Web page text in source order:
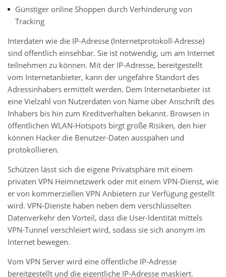
Günstiger online Shoppen durch Verhinderung von
Tracking
Interdaten wie die IP-Adresse (Internetprotokoll-Adresse)
sind öffentlich einsehbar. Sie ist notwendig, um am Internet
teilnehmen zu können. Mit der IP-Adresse, bereitgestellt
vom Internetanbieter, kann der ungefähre Standort des
Adressinhabers ermittelt werden. Dem Internetanbieter ist
eine Vielzahl von Nutzerdaten von Name über Anschrift des
Inhabers bis hin zum Kreditverhalten bekannt. Browsen in
öffentlichen WLAN-Hotspots birgt große Risiken, den hier
können Hacker die Benutzer-Daten ausspähen und
protokollieren.
Schützen lässt sich die eigene Privatsphäre mit einem
privaten VPN Heimnetzwerk oder mit einem VPN-Dienst, wie
er von kommerziellen VPN Anbietern zur Verfügung gestellt
wird. VPN-Dienste haben neben dem verschlüsselten
Datenverkehr den Vorteil, dass die User-Identität mittels
VPN-Tunnel verschleiert wird, sodass sie sich anonym im
Internet bewegen.
Vom VPN Server wird eine öffentliche IP-Adresse
bereitgestellt und die eigentliche IP-Adresse maskiert.